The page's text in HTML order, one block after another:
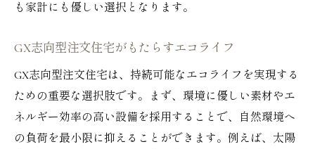
も家計にも優しい選択となります。
GX志向型注文住宅がもたらすエコライフ
GX志向型注文住宅は、持続可能なエコライフを実現する
ための重要な選択肢です。まず、環境に優しい素材やエ
ネルギー効率の高い設備を採用することで、自然環境へ
の負荷を最小限に抑えることができます。例えば、太陽